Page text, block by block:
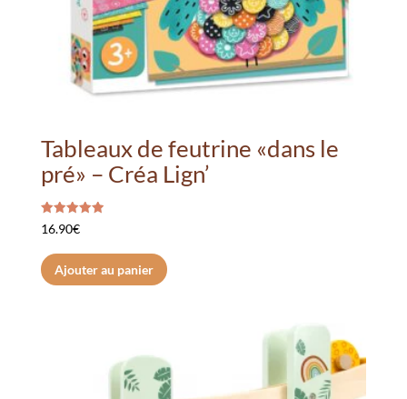
Tableaux de feutrine «dans le
pré» – Créa Lign’
Note
5.00
16.90€
Ajouter au panier